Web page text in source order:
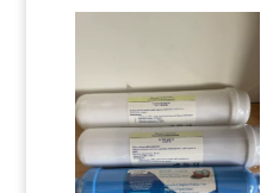
era:
attuale